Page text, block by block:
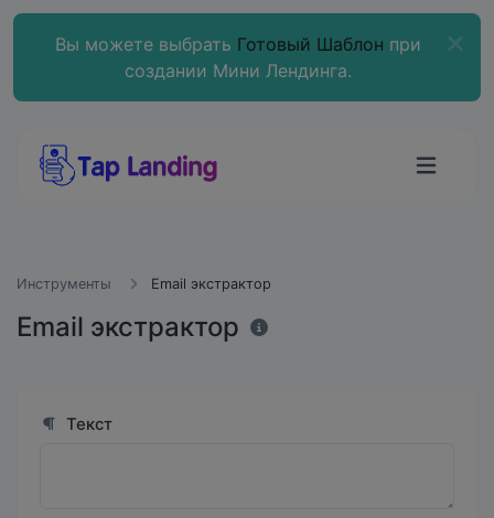
Вы можете выбрать Готовый Шаблон при
создании Мини Лендинга.
Инструменты Email экстрактор
Email экстрактор
Текст